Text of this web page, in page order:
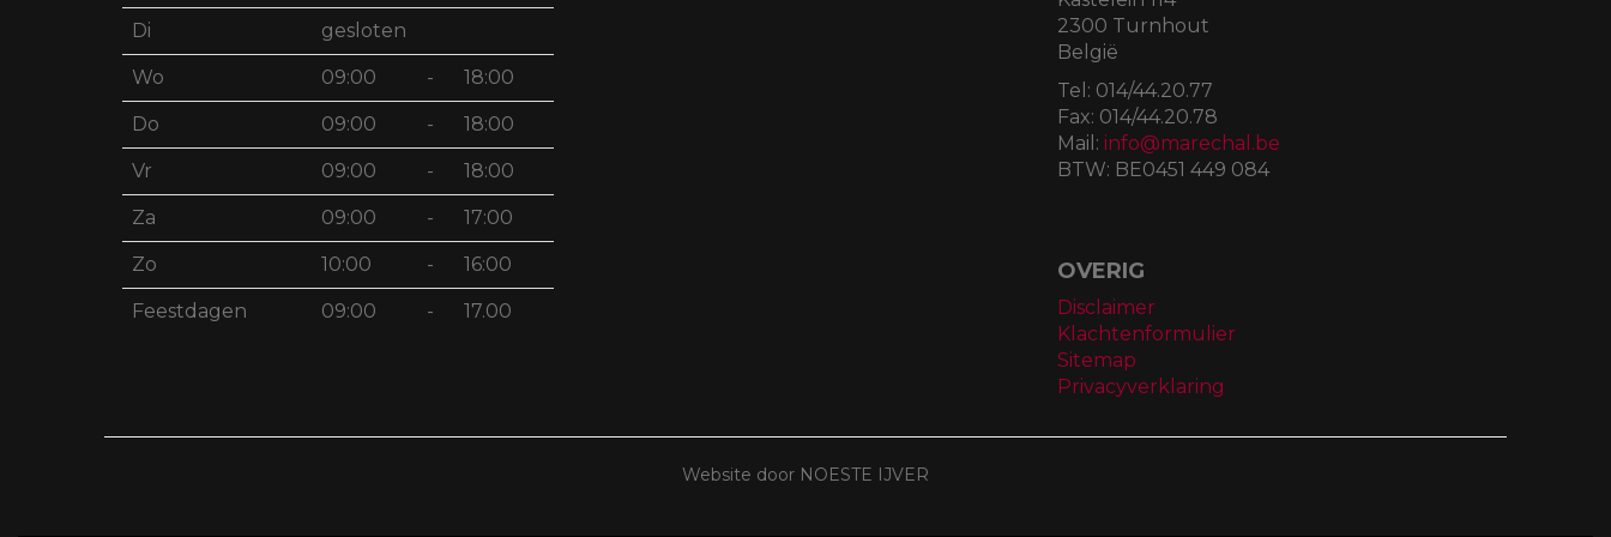
Di gesloten
Wo 09:00 - 18:00
Do 09:00 - 18:00
Vr 09:00 - 18:00
Za 09:00 - 17:00
Zo 10:00 - 16:00
Feestdagen 09:00 - 17.00
2300 Turnhout
België
Tel: 014/44.20.77
Fax: 014/44.20.78
Mail: info@marechal.be
BTW: BE0451 449 084
OVERIG
Disclaimer
Klachtenformulier
Sitemap
Privacyverklaring
Website door NOESTE IJVER